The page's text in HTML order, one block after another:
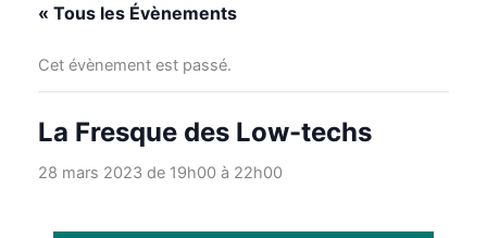
« Tous les Évènements
Cet évènement est passé.
La Fresque des Low-techs
28 mars 2023 de 19h00à 22h00